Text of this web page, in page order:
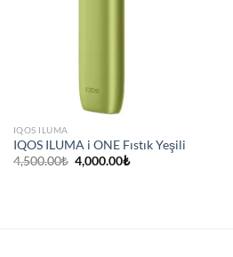
IQOS ILUMA
IQOS ILUMA i ONE Fıstık Yeşili
4,500.00₺ Orijinal
fiyat:
4,000.00₺Şu